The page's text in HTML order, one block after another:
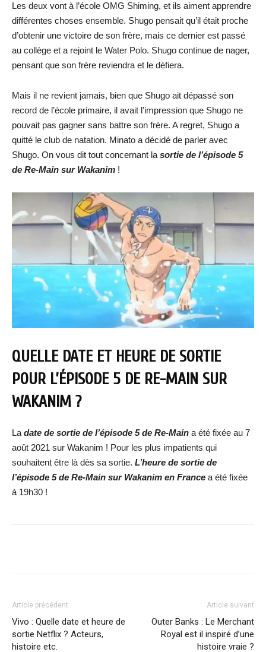
Les deux vont à l’école OMG Shiming, et ils aiment apprendre
différentes choses ensemble. Shugo pensait qu’il était proche
d’obtenir une victoire de son frère, mais ce dernier est passé
au collège et a rejoint le Water Polo. Shugo continue de nager,
pensant que son frère reviendra et le défiera.
Mais il ne revient jamais, bien que Shugo ait dépassé son
record de l’école primaire, il avait l’impression que Shugo ne
pouvait pas gagner sans battre son frère. A regret, Shugo a
quitté le club de natation. Minato a décidé de parler avec
Shugo. On vous dit tout concernant la sortie de l’épisode 5
de Re-Main sur Wakanim !
QUELLE DATE ET HEURE DE SORTIE
POUR L’ÉPISODE 5 DE RE-MAIN SUR
WAKANIM ?
La date de sortie de l’épisode 5 de Re-Main a été fixée au 7
août 2021 sur Wakanim ! Pour les plus impatients qui
souhaitent être là dès sa sortie. L’heure de sortie de
l’épisode 5 de Re-Main sur Wakanim en France a été fixée
à 19h30 !
Article précédent
Vivo : Quelle date et heure de
sortie Netflix ? Acteurs,
histoire etc.
Article suivant
Outer Banks : Le Merchant
Royal est il inspiré d’une
histoire vraie ?